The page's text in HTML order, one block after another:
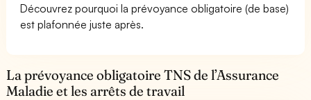
Découvrez pourquoi la prévoyance obligatoire (de base)
est plafonnée juste après.
La prévoyance obligatoire TNS de l’Assurance
Maladie et les arrêts de travail